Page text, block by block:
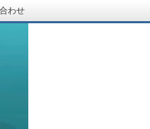
わせ